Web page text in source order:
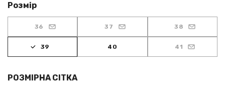
Розмір
36 37 38
39 40 41
РОЗМІРНА СІТКА